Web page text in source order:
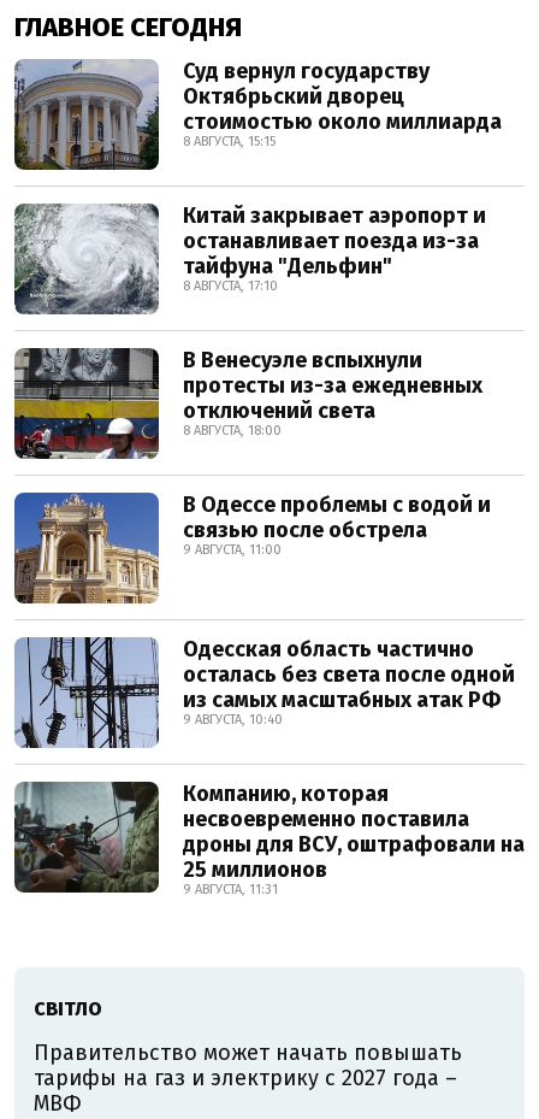
ГЛАВНОЕ СЕГОДНЯ
Суд вернул государству
Октябрьский дворец
стоимостью около миллиарда
8 АВГУСТА, 15:15
Китай закрывает аэропорт и
останавливает поезда из-за
тайфуна "Дельфин"
8 АВГУСТА, 17:10
В Венесуэле вспыхнули
протесты из-за ежедневных
отключений света
8 АВГУСТА, 18:00
В Одессе проблемы с водой и
связью после обстрела
9 АВГУСТА, 11:00
Одесская область частично
осталась без света после одной
из самых масштабных атак РФ
9 АВГУСТА, 10:40
Компанию, которая
несвоевременно поставила
дроны для ВСУ, оштрафовали на
25 миллионов
9 АВГУСТА, 11:31
СВІТЛО
Правительство может начать повышать
тарифы на газ и электрику с 2027 года –
МВФ